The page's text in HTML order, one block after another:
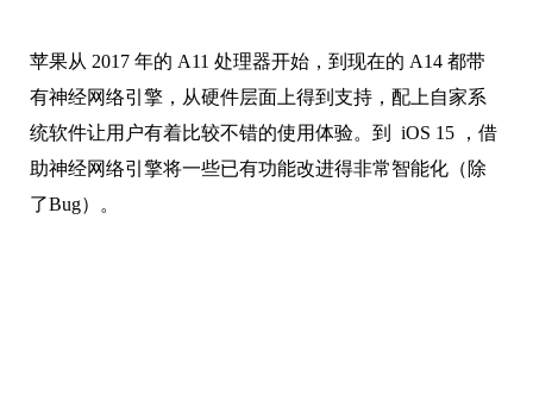
苹果从 2017 年的 A11 处理器开始，到现在的 A14 都带
有神经网络引擎，从硬件层面上得到支持，配上自家系
统软件让用户有着比较不错的使用体验。到 iOS 15 ，借
助神经网络引擎将一些已有功能改进得非常智能化（除